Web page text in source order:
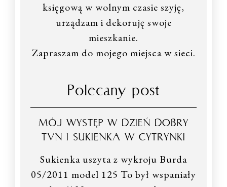
księgową w wolnym czasie szyję,
urządzam i dekoruję swoje
mieszkanie.
Zapraszam do mojego miejsca w sieci.
Polecany post
MÓJ WYSTĘP W DZIEŃ DOBRY
TVN I SUKIENKA W CYTRYNKI
Sukienka uszyta z wykroju Burda
05/2011 model 125 To był wspaniały